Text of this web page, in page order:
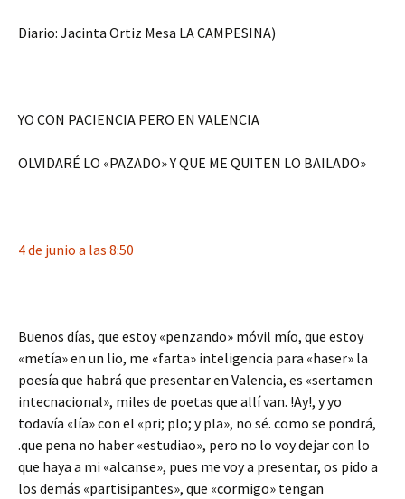
Diario: Jacinta Ortiz Mesa LA CAMPESINA)
YO CON PACIENCIA PERO EN VALENCIA
OLVIDARÉ LO «PAZADO» Y QUE ME QUITEN LO BAILADO»
4 de junio a las 8:50
Buenos días, que estoy «penzando» móvil mío, que estoy
«metía» en un lio, me «farta» inteligencia para «haser» la
poesía que habrá que presentar en Valencia, es «sertamen
intecnacional», miles de poetas que allí van. !Ay!, y yo
todavía «lía» con el «pri; plo; y pla», no sé. como se pondrá,
.que pena no haber «estudiao», pero no lo voy dejar con lo
que haya a mi «alcanse», pues me voy a presentar, os pido a
los demás «partisipantes», que «cormigo» tengan